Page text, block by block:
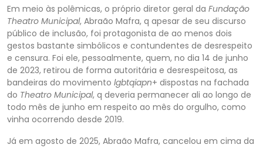
Em meio às polêmicas, o próprio diretor geral da Fundação
Theatro Municipal, Abraão Mafra, q apesar de seu discurso
público de inclusão, foi protagonista de ao menos dois
gestos bastante simbólicos e contundentes de desrespeito
e censura. Foi ele, pessoalmente, quem, no dia 14 de junho
de 2023, retirou de forma autoritária e desrespeitosa, as
bandeiras do movimento lgbtqiapn+ dispostas na fachada
do Theatro Municipal, q deveria permanecer ali ao longo de
todo mês de junho em respeito ao mês do orgulho, como
vinha ocorrendo desde 2019.
Já em agosto de 2025, Abraão Mafra, cancelou em cima da